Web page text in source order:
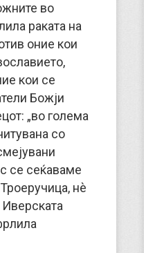
во
раката на
оние кои
кои се
Божји
„во голема
со
се сеќаваме
нè